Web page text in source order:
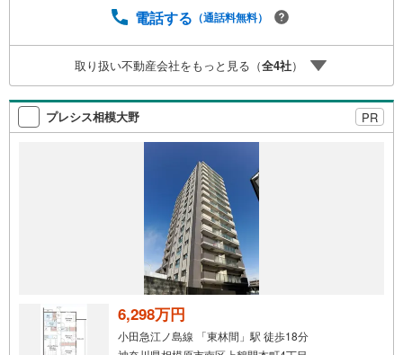
電話する （通話料無料）
取り扱い不動産会社をもっと見る（全4社）
プレシス相模大野 PR
6,298万円
小田急江ノ島線 「東林間」駅 徒歩18分